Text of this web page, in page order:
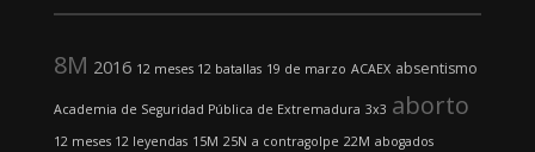
8M 2016 12 meses 12 batallas 19 de marzo ACAEX absentismo
Academia de Seguridad Pública de Extremadura 3x3 aborto
12 meses 12 leyendas 15M 25N a contragolpe 22M abogados